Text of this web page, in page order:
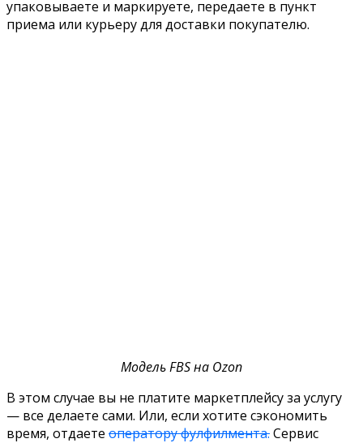
упаковываете и маркируете, передаете в пункт
приема или курьеру для доставки покупателю.
Модель FBS на Ozon
В этом случае вы не платите маркетплейсу за услугу
— все делаете сами. Или, если хотите сэкономить
время, отдаете оператору фулфилмента.Сервис